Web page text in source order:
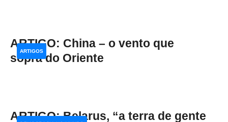
ARTIGO: China – o vento que
sopra do Oriente
ARTIGOS
ARTIGO: Belarus, “a terra de gente